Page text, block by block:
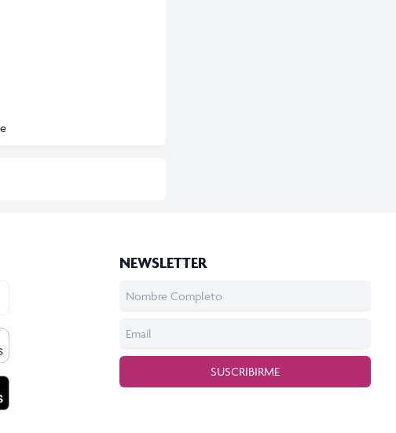
NEWSLETTER
SUSCRIBIRME